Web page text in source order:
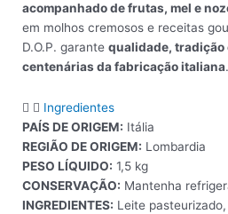
acompanhado de frutas, mel e
em molhos cremosos e receitas
D.O.P. garante qualidade, tradição
centenárias da fabricação italiana.
Ingredientes
PAÍS DE ORIGEM: Itália
REGIÃO DE ORIGEM: Lombardia
PESO LÍQUIDO: 1,5 kg
CONSERVAÇÃO: Mantenha
INGREDIENTES: Leite